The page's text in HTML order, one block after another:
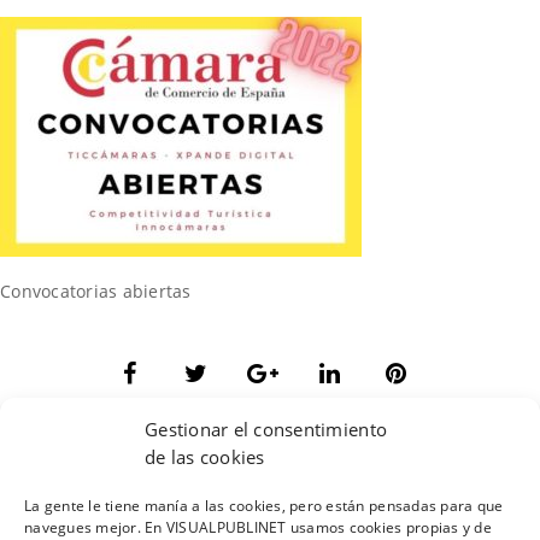
Gestionar el consentimiento
de las cookies
La gente le tiene manía a las cookies, pero están pensadas para que
navegues mejor. En VISUALPUBLINET usamos cookies propias y de
Convocatorias abiertas